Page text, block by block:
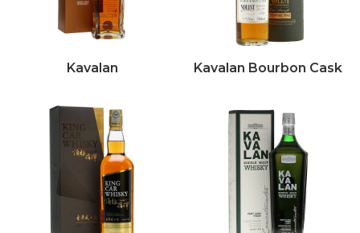
Kavalan Kavalan Bourbon Cask